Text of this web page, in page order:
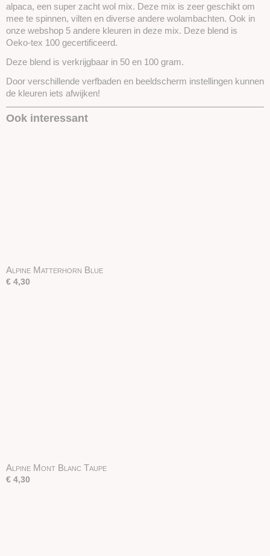
alpaca, een super zacht wol mix. Deze mix is zeer geschikt om
mee te spinnen, vilten en diverse andere wolambachten. Ook in
onze webshop 5 andere kleuren in deze mix. Deze blend is
Oeko-tex 100 gecertificeerd.
Deze blend is verkrijgbaar in 50 en 100 gram.
Door verschillende verfbaden en beeldscherm instellingen kunnen
de kleuren iets afwijken!
Ook interessant
Alpine Matterhorn Blue
€ 4,30
Alpine Mont Blanc Taupe
€ 4,30